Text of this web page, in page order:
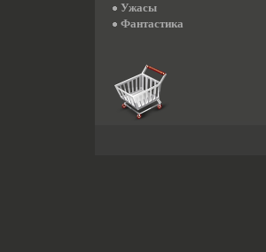
Ужасы
Фантастика